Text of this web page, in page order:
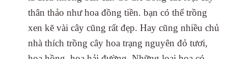
thân thảo như hoa đồng tiền. bạn có thể trồng
xen kẽ vài cây cũng rất đẹp. Hay cũng nhiều chủ
nhà thích trồng cây hoa trạng nguyên đỏ tươi,